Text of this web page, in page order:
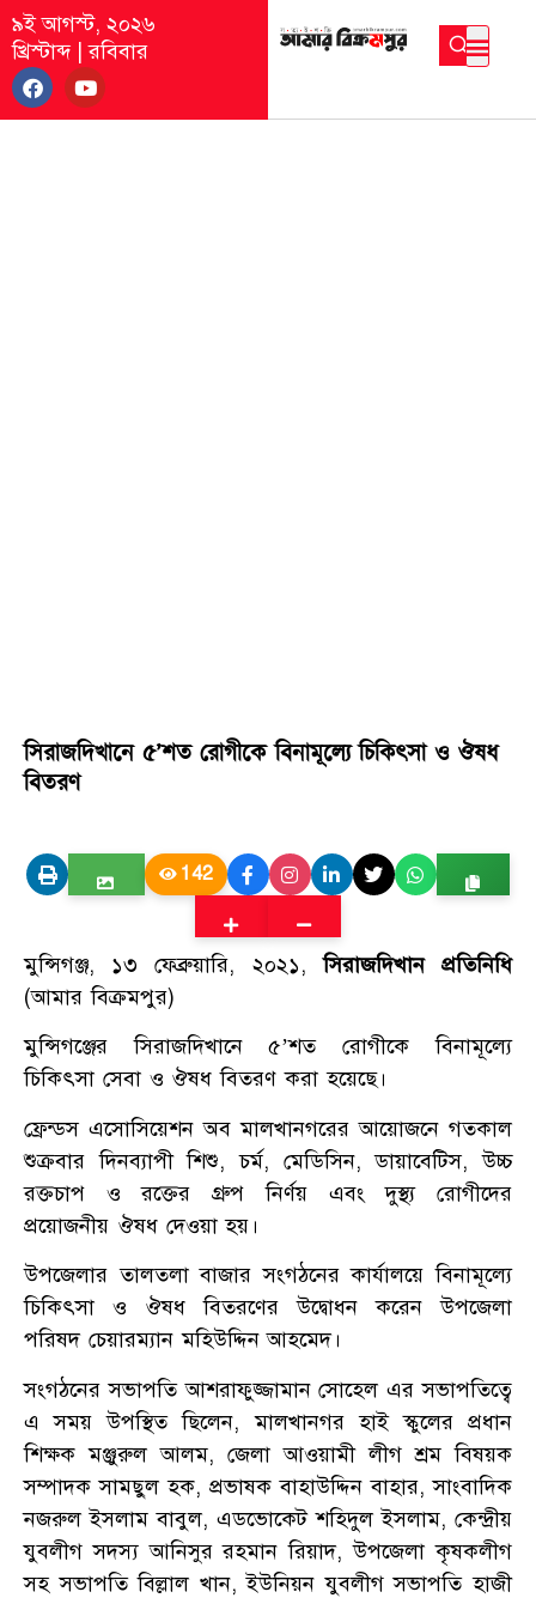
৯ই আগস্ট, ২০২৬
খ্রিস্টাব্দ|রবিবার
সিরাজদিখানে ৫’শত রোগীকে বিনামূল্যে চিকিৎসা ও ঔষধ
বিতরণ
142
মুন্সিগঞ্জ, ১৩ ফেব্রুয়ারি, ২০২১,সিরাজদিখান প্রতিনিধি
(আমার বিক্রমপুর)
মুন্সিগঞ্জের সিরাজদিখানে ৫’শত রোগীকে বিনামূল্যে
চিকিৎসা সেবা ও ঔষধ বিতরণ করা হয়েছে।
ফ্রেন্ডস এসোসিয়েশন অব মালখানগরের আয়োজনে গতকাল
শুক্রবার দিনব্যাপী শিশু, চর্ম, মেডিসিন, ডায়াবেটিস, উচ্চ
রক্তচাপ ও রক্তের গ্রুপ নির্ণয় এবং দুস্থ্য রোগীদের
প্রয়োজনীয় ঔষধ দেওয়া হয়।
উপজেলার তালতলা বাজার সংগঠনের কার্যালয়ে বিনামূল্যে
চিকিৎসা ও ঔষধ বিতরণের উদ্বোধন করেন উপজেলা
পরিষদ চেয়ারম্যান মহিউদ্দিন আহমেদ।
সংগঠনের সভাপতি আশরাফুজ্জামান সোহেল এর সভাপতিত্বে
এ সময় উপস্থিত ছিলেন, মালখানগর হাই স্কুলের প্রধান
শিক্ষক মঞ্জুরুল আলম, জেলা আওয়ামী লীগ শ্রম বিষয়ক
সম্পাদক সামছুল হক, প্রভাষক বাহাউদ্দিন বাহার, সাংবাদিক
নজরুল ইসলাম বাবুল, এডভোকেট শহিদুল ইসলাম, কেন্দ্রীয়
যুবলীগ সদস্য আনিসুর রহমান রিয়াদ, উপজেলা কৃষকলীগ
সহ সভাপতি বিল্লাল খান, ইউনিয়ন যুবলীগ সভাপতি হাজী